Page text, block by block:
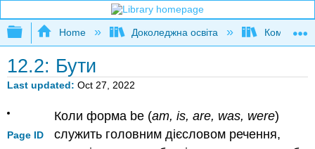
Expand/collapse global hierarchy
Home Доколеджна освіта
12.2: Бути
Last updated Oct 27, 2022
Page ID
Коли форма be (am, is, are, was, were)
служить головним дієсловом речення,